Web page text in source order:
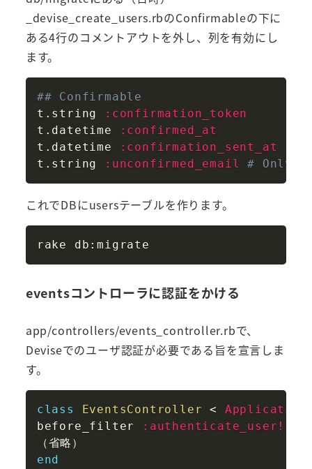
_devise_create_users.rbのConfirmableの下に
ある4行のコメントアウトを外し、列を有効にし
ます。
## Confirmable
t . string
:confirmation_token
t . datetime
:confirmed_at
t . datetime
:confirmation_sent_at
t . string :unconfirmed_email # Only
これでDBにusersテーブルを作ります。
eventsコントローラに認証をかける
app/controllers/events_controller.rbで、
Deviseでのユーザ認証が必要である旨を宣言しま
す。
class EventsController <
before_filter
:authenticate_user!
end
Copy